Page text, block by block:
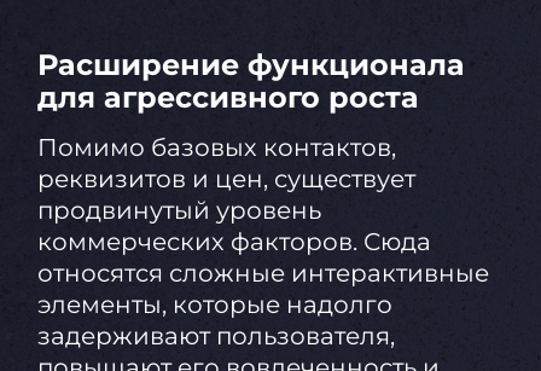
Расширение функционала
для агрессивного роста
Помимо базовых контактов,
реквизитов и цен, существует
продвинутый уровень
коммерческих факторов. Сюда
относятся сложные интерактивные
элементы, которые надолго
задерживают пользователя,